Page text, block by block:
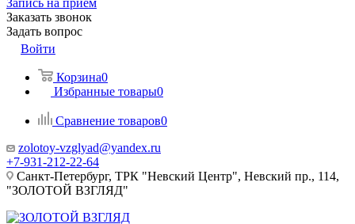
Запись на приём
Заказать звонок
Задать вопрос
Войти
Корзина0
Избранные товары0
Сравнение товаров0
zolotoy-vzglyad@yandex.ru
+7-931-212-22-64
Санкт-Петербург, ТРК "Невский Центр", Невский пр., 114,
"ЗОЛОТОЙ ВЗГЛЯД"